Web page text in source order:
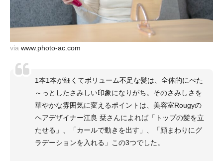
via www.photo-ac.com
1本1本が細くてボリューム不足な髪は、全体的にぺた
～っとしたさみしい印象になりがち。そのさみしさを
華やかな雰囲気に変えるポイントは、美容室Rougyの
ヘアデザイナー江良 栞さんによれば「トップの髪を立
たせる」、「カールで動きを出す」、「顔まわりにグ
ラデーションを入れる」この3つでした。